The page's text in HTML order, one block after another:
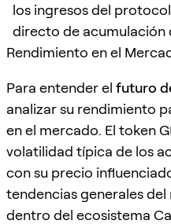
los ingresos del
directo de acumulación
Rendimiento en el
Para entender el futuro
analizar su rendimiento
en el mercado. El token
volatilidad típica de los
con su precio
tendencias generales
dentro del ecosistema